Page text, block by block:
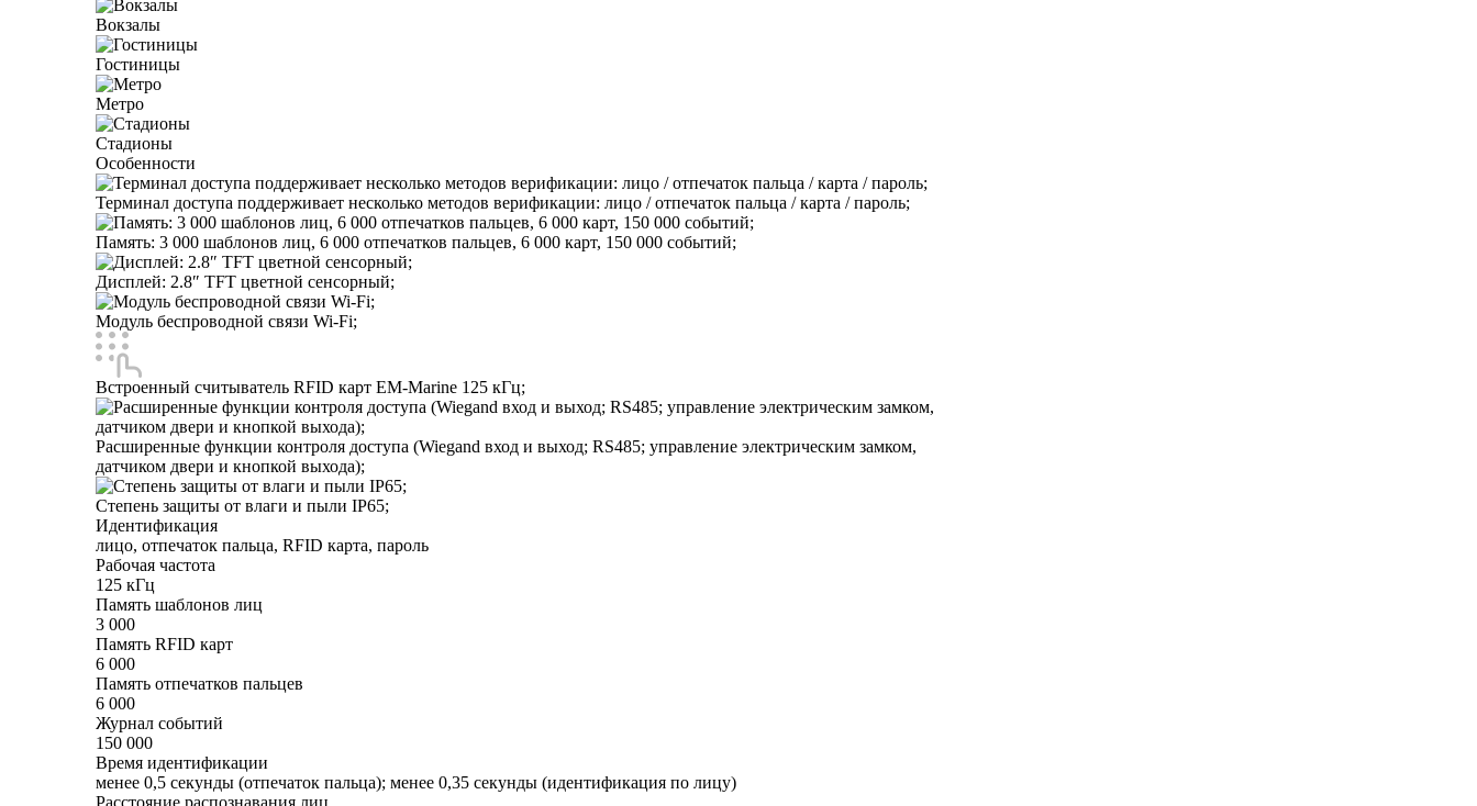
Вокзалы
Гостиницы
Метро
Стадионы
Особенности
Терминал доступа поддерживает несколько методов верификации: лицо / отпечаток пальца / карта / пароль;
Память: 3 000 шаблонов лиц, 6 000 отпечатков пальцев, 6 000 карт, 150 000 событий;
Дисплей: 2.8″ TFT цветной сенсорный;
Модуль беспроводной связи Wi-Fi;
Встроенный считыватель RFID карт EM-Marine 125 кГц;
Расширенные функции контроля доступа (Wiegand вход и выход; RS485; управление электрическим замком,
датчиком двери и кнопкой выхода);
Степень защиты от влаги и пыли IP65;
Идентификация
лицо, отпечаток пальца, RFID карта, пароль
Рабочая частота
125 кГц
Память шаблонов лиц
3 000
Память RFID карт
6 000
Память отпечатков пальцев
6 000
Журнал событий
150 000
Время идентификации
менее 0,5 секунды (отпечаток пальца); менее 0,35 секунды (идентификация по лицу)